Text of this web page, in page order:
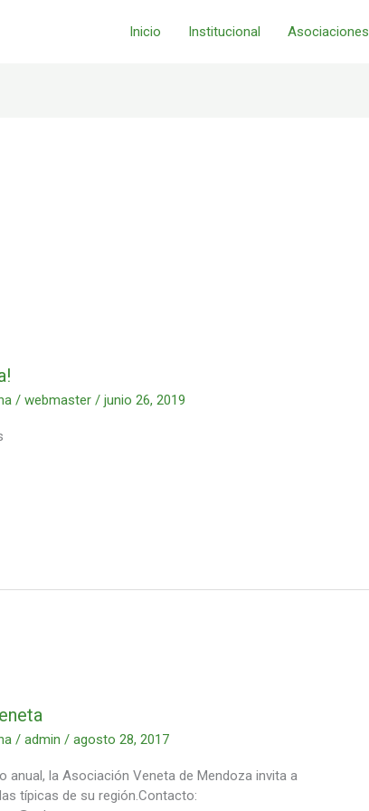
Inicio Institucional Asociaciones
/webmaster /junio 26, 2019
/admin/agosto 28, 2017
anual, la Asociación Veneta de Mendoza invita a
típicas de su región.Contacto: